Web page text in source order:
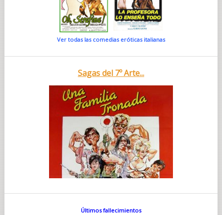
Ver todas las comedias eróticas italianas
Sagas del 7º Arte...
Últimos fallecimientos